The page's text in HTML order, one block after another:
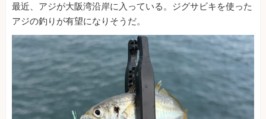
最近、アジが大阪湾沿岸に入っている。ジグサビキを使った
アジの釣りが有望になりそうだ。